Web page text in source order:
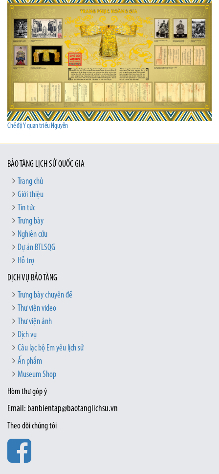
Chế độ Y quan triều Nguyễn
BẢO TÀNG LỊCH SỬ QUỐC GIA
Trang chủ
Giới thiệu
Tin tức
Trưng bày
Nghiên cứu
Dự án BTLSQG
Hỗ trợ
DỊCH VỤ BẢO TÀNG
Trưng bày chuyên đề
Thư viện video
Thư viện ảnh
Dịch vụ
Câu lạc bộ Em yêu lịch sử
Ấn phẩm
Museum Shop
Hòm thư góp ý
Email: banbientap@baotanglichsu.vn
Theo dõi chúng tôi